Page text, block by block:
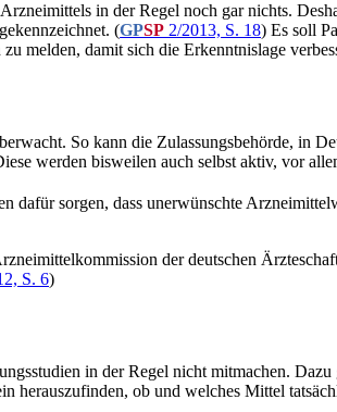
in der Regel noch gar nichts.
(GPSP 2/2013, S. 18) Es soll
melden, damit sich die Erkenntnislage
So kann die Zulassungsbehörde, in
werden bisweilen auch selbst aktiv, vor
dafür sorgen, dass unerwünschte
der deutschen
S. 6)
in der Regel nicht mitmachen.
ob und welches Mittel